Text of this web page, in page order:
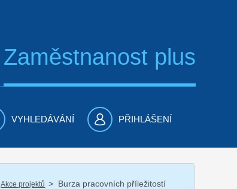
Zaměstnanost plus
VYHLEDÁVÁNÍ PŘIHLÁŠENÍ
Akce projektů / Burza pracovních příležitostí